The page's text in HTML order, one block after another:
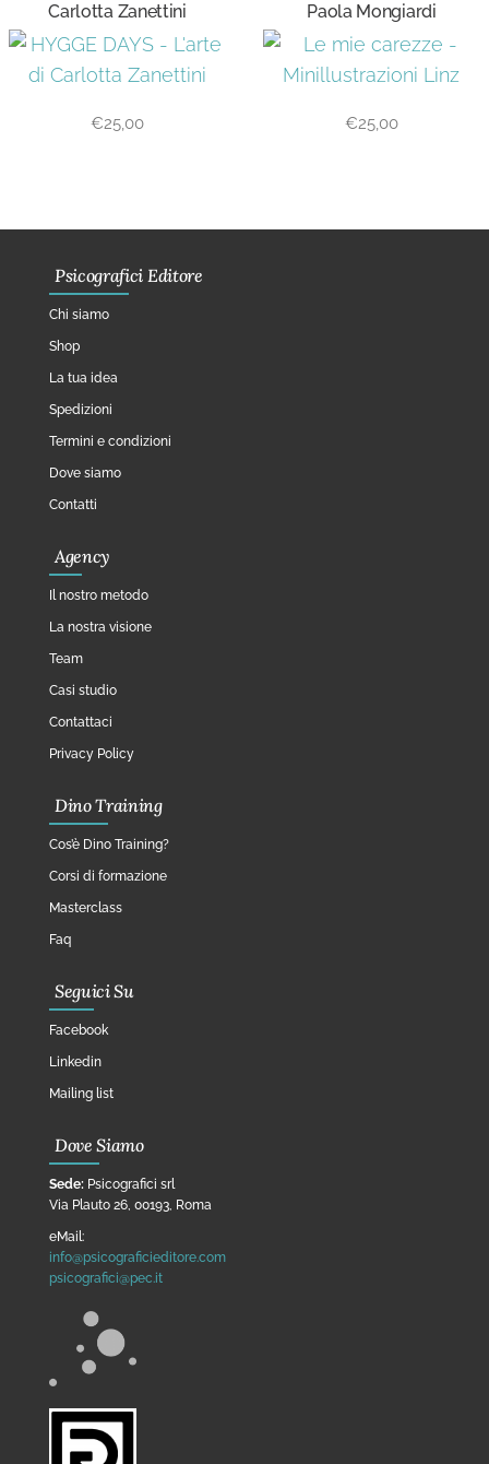
Carlotta Zanettini
€25,00
Paola Mongiardi
€25,00
Psicografici Editore
Chi siamo
Shop
La tua idea
Spedizioni
Termini e condizioni
Dove siamo
Contatti
Agency
Il nostro metodo
La nostra visione
Team
Casi studio
Contattaci
Privacy Policy
Dino Training
Cos’è Dino Training?
Corsi di formazione
Masterclass
Faq
Seguici Su
Facebook
Linkedin
Mailing list
Dove Siamo
Sede: Psicografici srl
Via Plauto 26, 00193, Roma
eMail:
info@psicograficieditore.com
psicografici@pec.it